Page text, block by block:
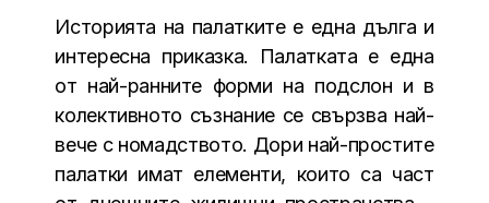
Историята на палатките е една дълга и
интересна приказка. Палатката е една
от най-ранните форми на подслон и в
колективното съзнание се свързва най-
вече с номадството. Дори най-простите
палатки имат елементи, които са част